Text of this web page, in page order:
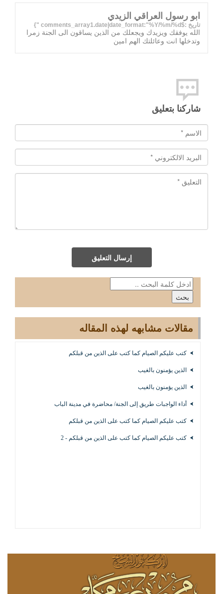
ابو رسول العراقي الزيدي
تاريخ :$comments_array1.date|date_format:"%Y/%m/%d "}
الله يوفقك ويزيدك ويجعلك من الذين يساقون الى الجنة زمرا
وتدخلها انت وعائلتك الهم امين
شاركنا بتعليق
إرسال التعليق
مقالات مشابهه لهذه المقاله
كتب عليكم الصيام كما كتب على الذين من قبلكم
الذين يؤمنون بالغيب
الذين يؤمنون بالغيب
أداء الواجبات طريق إلى الجنة/ محاضرة في مدينة الباب
كتب عليكم الصيام كما كتب على الذين من قبلكم
كتب عليكم الصيام كما كتب على الذين من قبلكم - 2